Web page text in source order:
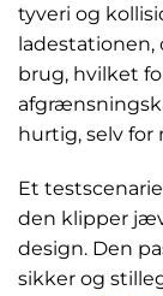
tyveri og
ladestationen,
brug, hvilket
hurtig, selv for
Et
den klipper
design. Den
sikker og